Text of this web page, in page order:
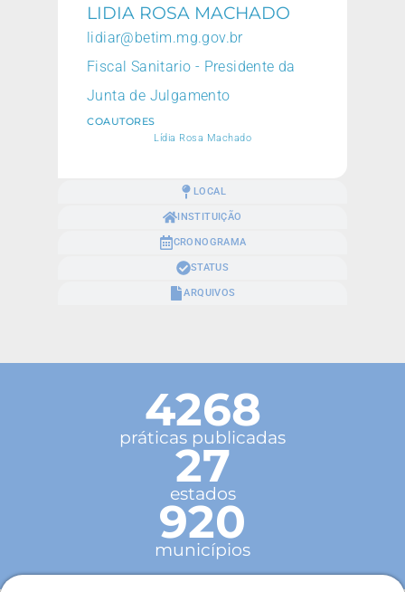
LOCAL
INSTITUIÇÃO
CRONOGRAMA
STATUS
ARQUIVOS
LIDIA ROSA MACHADO
lidiar@betim.mg.gov.br
Fiscal Sanitario - Presidente da
Junta de Julgamento
COAUTORES
Lídia Rosa Machado
4268
práticas publicadas
27
estados
920
municípios